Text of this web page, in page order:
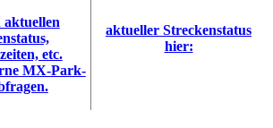
aktuellen
etc.
MX-Park-
aktueller Streckenstatus
hier: